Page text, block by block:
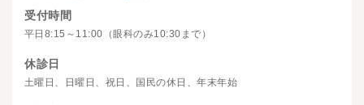
受付時間
平日8:15～11:00（眼科のみ10:30まで）
休診日
土曜日、日曜日、祝日、国民の休日、年末年始